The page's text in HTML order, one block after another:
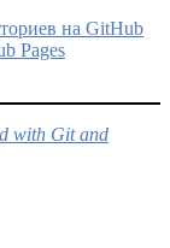
на GitHub
Pages
with Git and